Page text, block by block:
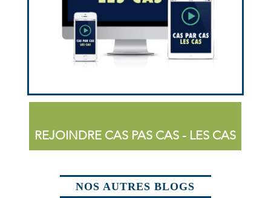
REJOINDRE CAS PAS CAS - LES CAS
NOS AUTRES BLOGS